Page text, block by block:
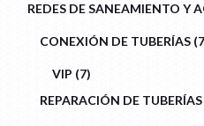
REDES DE SANEAMIENTO Y
CONEXIÓN DE TUBERÍAS
VIP 77
PRODUCTS
REPARACIÓN DE TUBERÍAS